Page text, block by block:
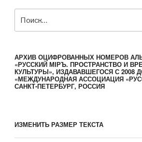
друге»
АРХИВ ОЦИФРОВАННЫХ НОМЕРОВ
«РУССКИЙ МIРЪ. ПРОСТРАНСТВО И
КУЛЬТУРЫ», ИЗДАВАВШЕГОСЯ С 2008
«МЕЖДУНАРОДНАЯ АССОЦИАЦИЯ
САНКТ-ПЕТЕРБУРГ, РОССИЯ
ИЗМЕНИТЬ РАЗМЕР ТЕКСТА